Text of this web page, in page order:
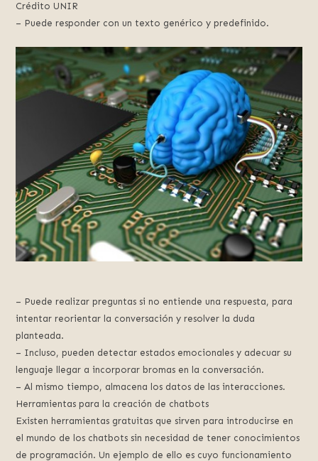
Crédito UNIR
– Puede responder con un texto genérico y predefinido.
– Puede realizar preguntas si no entiende una respuesta, para
intentar reorientar la conversación y resolver la duda
planteada.
– Incluso, pueden detectar estados emocionales y adecuar su
lenguaje llegar a incorporar bromas en la conversación.
– Al mismo tiempo, almacena los datos de las interacciones.
Herramientas para la creación de chatbots
Existen herramientas gratuitas que sirven para introducirse en
el mundo de los chatbots sin necesidad de tener conocimientos
de programación. Un ejemplo de ello es cuyo funcionamiento